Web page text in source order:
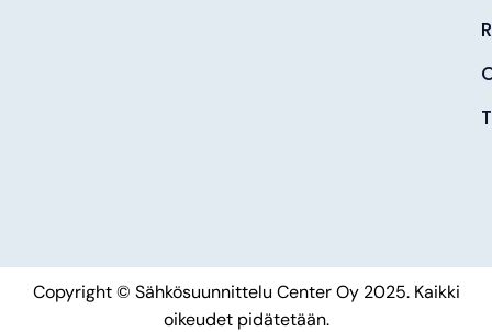
Copyright © Sähkösuunnittelu Center Oy 2025. Kaikki
oikeudet pidätetään.